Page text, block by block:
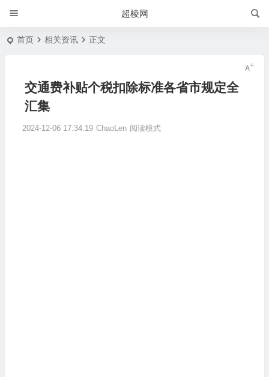
超棱网
首页 相关资讯 正文
交通费补贴个税扣除标准各省市规定全
汇集
2024-12-06 17:34:19 ChaoLen 阅读模式